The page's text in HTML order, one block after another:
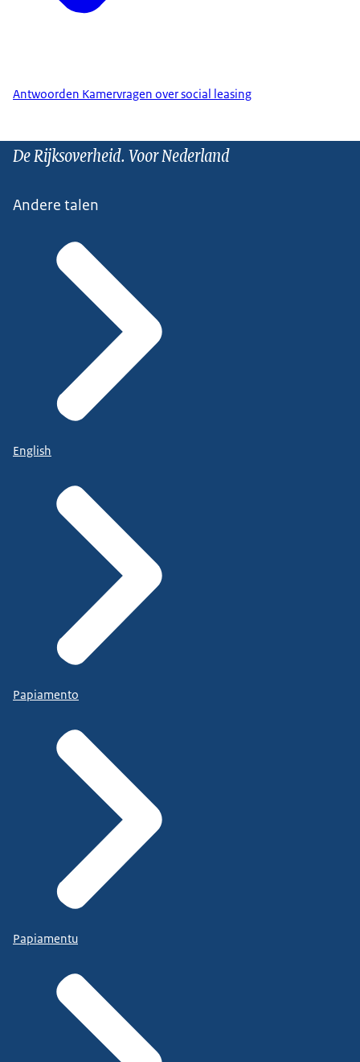
Antwoorden Kamervragen over social leasing
De Rijksoverheid. Voor Nederland
Andere talen
English
Papiamento
Papiamentu